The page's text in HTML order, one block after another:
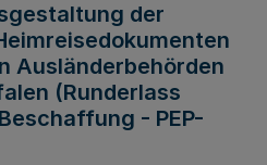
der
Ausländerbehörden
(Runderlass
- PEP-